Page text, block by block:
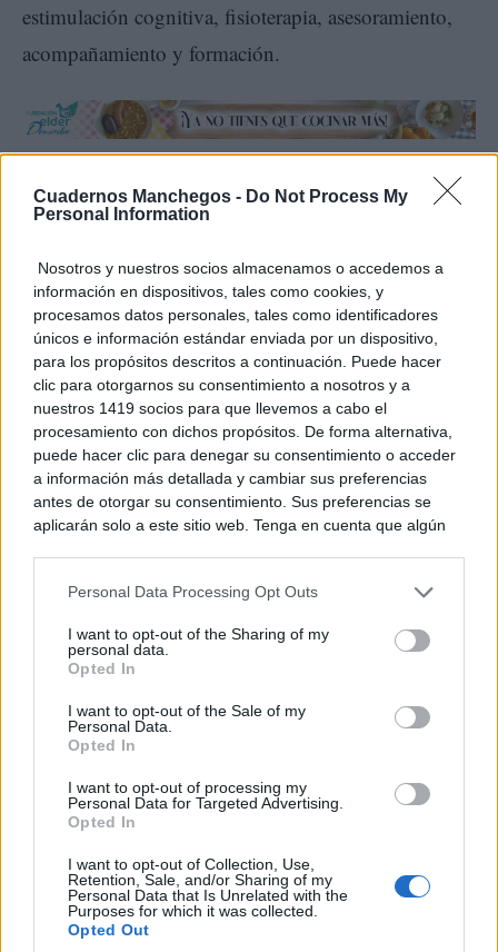
Cuadernos Manchegos - Do Not Process My
Personal Information
Nosotros y nuestros socios almacenamos o accedemos a
información en dispositivos, tales como cookies, y
procesamos datos personales, tales como identificadores
únicos e información estándar enviada por un dispositivo,
para los propósitos descritos a continuación. Puede hacer
clic para otorgarnos su consentimiento a nosotros y a
nuestros 1419 socios para que llevemos a cabo el
procesamiento con dichos propósitos. De forma alternativa,
puede hacer clic para denegar su consentimiento o acceder
a información más detallada y cambiar sus preferencias
antes de otorgar su consentimiento. Sus preferencias se
aplicarán solo a este sitio web. Tenga en cuenta que algún
rechazar tal procesamiento. Puede cambiar sus preferencias
a este sitio y haciendo clic en el botón "Privacidad" en la
parte inferior de la página web.
Please note that this website/app uses one or more Google
services and may gather and store information including but
not limited to your visit or usage behaviour. You may click to
use your data for below specified purposes in below Google
consent section.
Personal Data Processing Opt Outs
I want to opt-out of the Sharing of my
personal data.
Opted In
I want to opt-out of the Sale of my
Personal Data.
Opted In
I want to opt-out of processing my
Personal Data for Targeted Advertising.
Opted In
I want to opt-out of Collection, Use,
Retention, Sale, and/or Sharing of my
Personal Data that Is Unrelated with the
Purposes for which it was collected.
Opted Out
estimulación cognitiva, fisioterapia, asesoramiento,
acompañamiento y formación.
La consejera ha agradecido expresamente la labor de
AFA Albacete, de su presidenta, Isabel Sánchez
Fuenllana, de su equipo profesional, de las familias y
del voluntariado, señalando que “durante años han
sostenido una labor imprescindible y este centro
viene a abrir una nueva etapa para la entidad, que
gana espacio, posibilidades y capacidad para
acompañar a más familias”.
Actualmente, AFA Albacete atiende a cerca de 200
entre ellos centro de día terapéutico, SEPAP-
MejoraT, fisioterapia a domicilio, estimulación
cognitiva, atención temprana a personas con
90 plazas SEPAP-MejoraT a partir de septiembre